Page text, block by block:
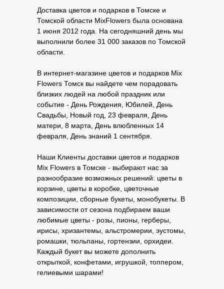
Доставка цветов и подарков в Томске и
Томской области MixFlowers была основана
1 июня 2012 года. На сегодняшний день мы
выполнили более 31 000 заказов по Томской
области.
В интернет-магазине цветов и подарков Mix
Flowers Томск вы найдете чем порадовать
близких людей на любой праздник или
событие - День Рождения, Юбилей, День
Свадьбы, Новый год, 23 февраля, День
матери, 8 марта, День влюбленных 14
февраля, День знаний 1 сентября.
Наши Клиенты доставки цветов и подарков
Mix Flowers в Томске - выбирают нас за
разнообразие возможных решений: цветы в
корзине, цветы в коробке, цветочные
композиции, сборные букеты, монобукеты. В
зависимости от сезона подбираем ваши
любимые цветы - розы, пионы, герберы,
ирисы, хризантемы, альстромерии, эустомы,
ромашки, тюльпаны, гортензии, орхидеи.
Каждый букет вы можете дополнить
открыткой, конфетами, игрушкой, топпером,
гелиевыми шарами!